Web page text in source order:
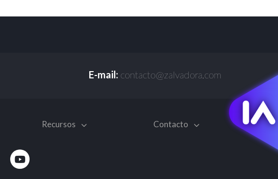
E-mail: contacto@zalvadora.com
Recursos Contacto